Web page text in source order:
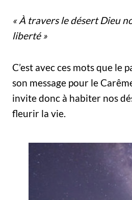
« À travers le désert Dieu
liberté »
C’est avec ces mots que le
son message pour le
invite donc à habiter nos
fleurir la vie.